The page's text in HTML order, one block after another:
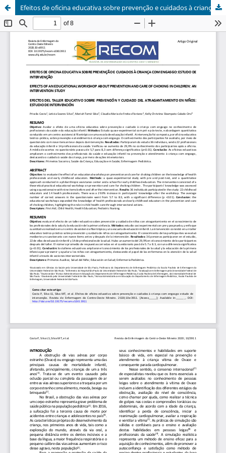
Efeitos de oficina educativa sobre prevenção e cuidados à criança com engasgo: estudo de intervenção